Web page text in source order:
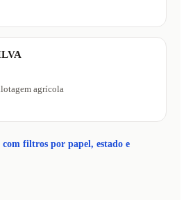
agrícola
filtros por papel, estado e